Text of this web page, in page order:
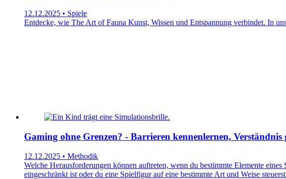
12.12.2025 • Spiele
Entdecke, wie The Art of Fauna Kunst, Wissen und Entspannung verbindet. In
Gaming ohne Grenzen? - Barrieren kennenlernen, Verständnis
12.12.2025 • Methodik
Welche Herausforderungen können auftreten, wenn du bestimmte Elemente
eingeschränkt ist oder du eine Spielfigur auf eine bestimmte Art und Weise